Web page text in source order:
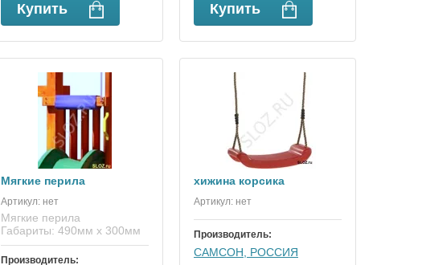
Купить Купить
Мягкие перила
Артикул: нет
Мягкие перила
Габариты: 490мм х 300мм
Производитель:
хижина корсика
Артикул: нет
Производитель:
САМСОН, РОССИЯ